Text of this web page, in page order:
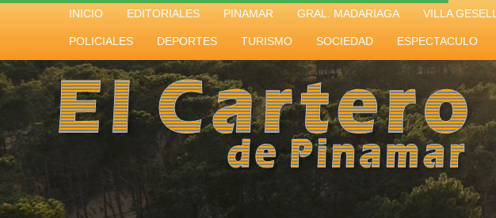
INICIO EDITORIALES PINAMAR GRAL. MADARIAGA VILLA GESELL
POLICIALES DEPORTES TURISMO SOCIEDAD ESPECTACULO